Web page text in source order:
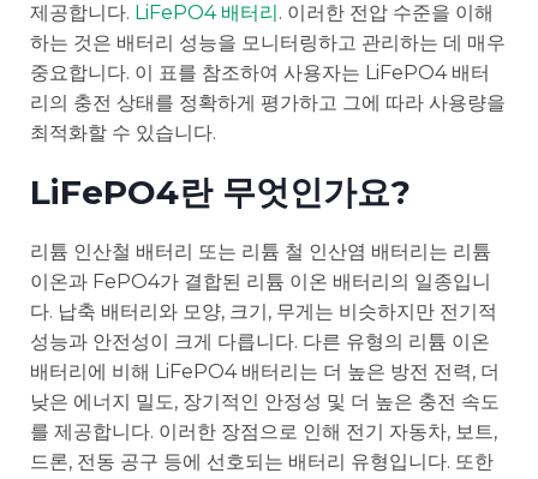
제공합니다. LiFePO4 배터리 . 이러한 전압 수준을 이해
하는 것은 배터리 성능을 모니터링하고 관리하는 데 매우
중요합니다. 이 표를 참조하여 사용자는 LiFePO4 배터
리의 충전 상태를 정확하게 평가하고 그에 따라 사용량을
최적화할 수 있습니다.
LiFePO4란 무엇인가요?
리튬 인산철 배터리 또는 리튬 철 인산염 배터리는 리튬
이온과 FePO4가 결합된 리튬 이온 배터리의 일종입니
다. 납축 배터리와 모양, 크기, 무게는 비슷하지만 전기적
성능과 안전성이 크게 다릅니다. 다른 유형의 리튬 이온
배터리에 비해 LiFePO4 배터리는 더 높은 방전 전력, 더
낮은 에너지 밀도, 장기적인 안정성 및 더 높은 충전 속도
를 제공합니다. 이러한 장점으로 인해 전기 자동차, 보트,
드론, 전동 공구 등에 선호되는 배터리 유형입니다. 또한